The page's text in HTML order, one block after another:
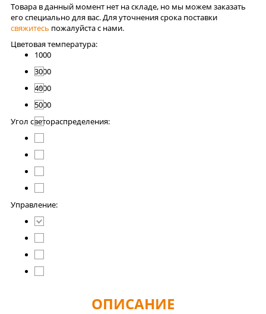
Товара в данный момент нет на складе, но мы можем заказать
его специально для вас. Для уточнения срока поставки
свяжитесь пожалуйста с нами.
Цветовая температура:
1000
3000
4000
5000
Угол светораспределения:
Управление:
ОПИСАНИЕ